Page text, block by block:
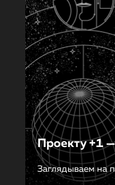
Проекту +1 —
Заглядываем на